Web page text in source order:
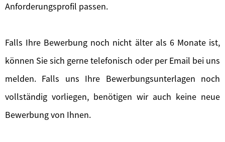
Anforderungsprofil passen.
Falls Ihre Bewerbung noch nicht älter als 6 Monate ist,
können Sie sich gerne telefonisch oder per Email bei uns
melden. Falls uns Ihre Bewerbungsunterlagen noch
vollständig vorliegen, benötigen wir auch keine neue
Bewerbung von Ihnen.